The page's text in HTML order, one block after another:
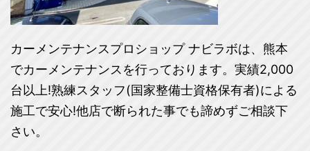
カーメンテナンスプロショップ ナビラボは、熊本
でカーメンテナンスを行っております。実績2,000
台以上!熟練スタッフ(国家整備士資格保有者)による
施工で安心!他店で断られた事でも諦めずご相談下
さい。